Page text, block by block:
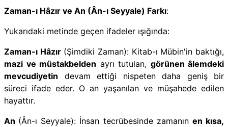
Zaman-ı Hâzır ve An (Ân-ı Seyyale) Farkı:
Yukarıdaki metinde geçen ifadeler ışığında:
Zaman-ı Hâzır(Şimdiki Zaman): Kitab-ı Mübin'in baktığı,
mazi ve müstakbelden ayrı tutulan, görünen âlemdeki
mevcudiyetin devam ettiği nispeten daha geniş bir
süreci ifade eder. O an yaşanılan ve müşahede edilen
hayattır.
An (Ân-ı Seyyale): İnsan tecrübesinde zamanın en kısa,